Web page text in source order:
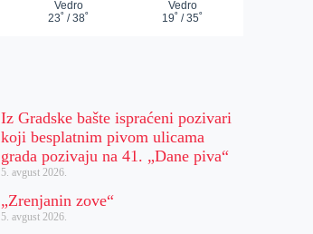
Iz Gradske bašte ispraćeni pozivari
koji besplatnim pivom ulicama
grada pozivaju na 41. „Dane piva“
5. avgust 2026.
„Zrenjanin zove“
5. avgust 2026.